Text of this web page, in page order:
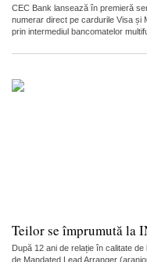
CEC Bank lansează în premieră
numerar direct pe cardurile Visa și
prin intermediul bancomatelor
Teilor se împrumută la
După 12 ani de relație în calitate
de Mandated Lead Arranger